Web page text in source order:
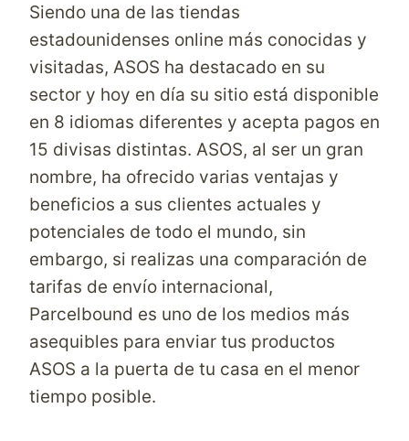
Siendo una de las tiendas
estadounidenses online más conocidas y
visitadas, ASOS ha destacado en su
sector y hoy en día su sitio está disponible
en 8 idiomas diferentes y acepta pagos en
15 divisas distintas. ASOS, al ser un gran
nombre, ha ofrecido varias ventajas y
beneficios a sus clientes actuales y
potenciales de todo el mundo, sin
embargo, si realizas una comparación de
tarifas de envío internacional,
Parcelbound es uno de los medios más
asequibles para enviar tus productos
ASOS a la puerta de tu casa en el menor
tiempo posible.